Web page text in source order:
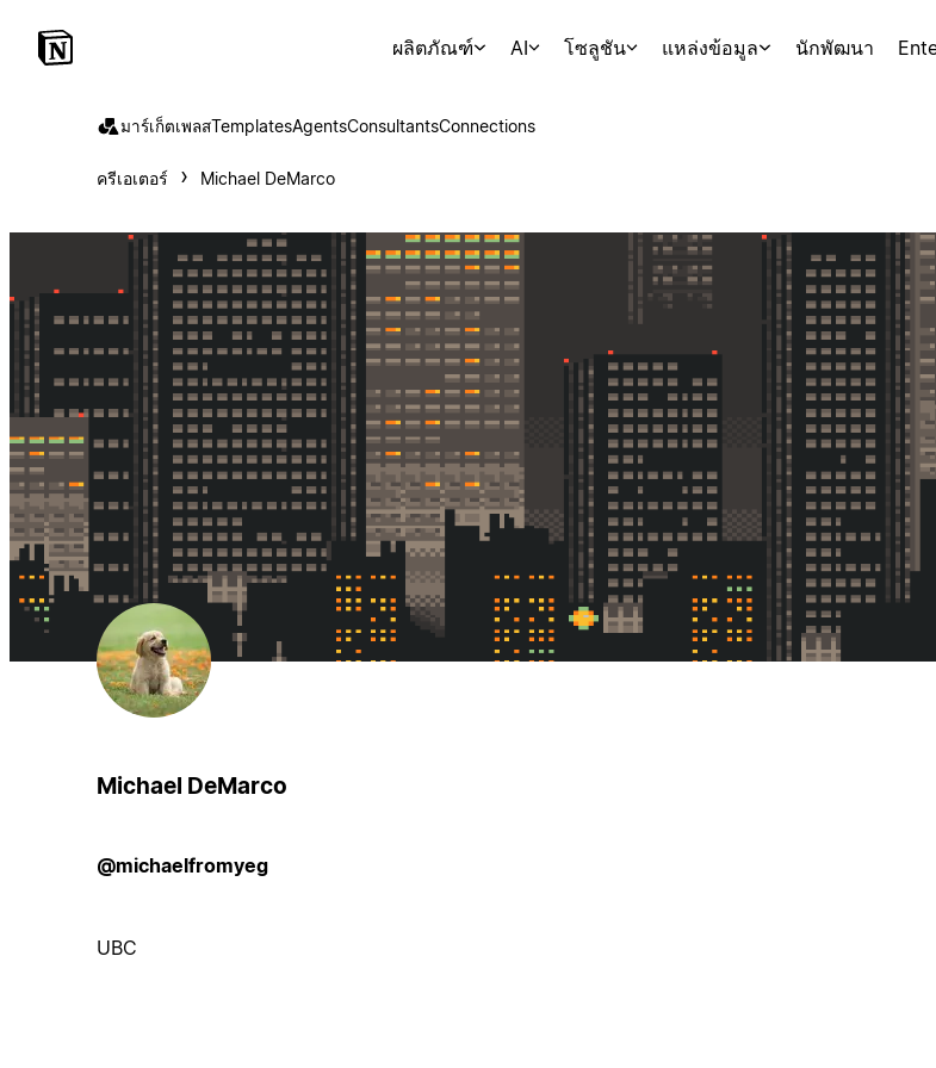
ผลิตภัณฑ์ AI โซลูชัน แหล่งข้อมูล นักพัฒนา
มาร์เก็ตเพลสTemplatesAgentsConsultantsConnections
ครีเอเตอร์ Michael DeMarco
Michael DeMarco
@michaelfromyeg
UBC